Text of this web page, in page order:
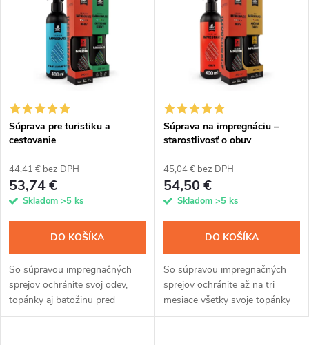
i
e
p
r
d
u
Abecedne
s
p
r
o
d
u
k
Súprava pre turistiku a
cestovanie
44,41 € bez DPH
53,74 €
Skladom >5 ks
DO KOŠÍKA
So súpravou impregnačných
sprejov ochránite svoj odev,
topánky aj batožinu pred
vlhkosťou aj znečistením. Tri
Súprava na impregnáciu –
starostlivosť o obuv
45,04 € bez DPH
54,50 €
Skladom >5 ks
DO KOŠÍKA
So súpravou impregnačných
sprejov ochránite až na tri
mesiace všetky svoje topánky
od športových až po